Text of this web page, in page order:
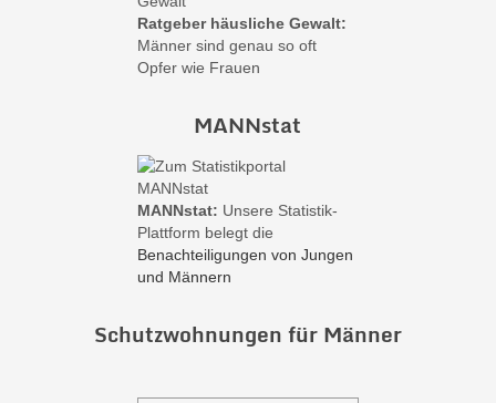
Ratgeber häusliche Gewalt:
Männer sind genau so oft
Opfer wie Frauen
MANNstat
MANNstat: Unsere Statistik-
Plattform belegt die
Benachteiligungen von Jungen
und Männern
Schutzwohnungen für Männer